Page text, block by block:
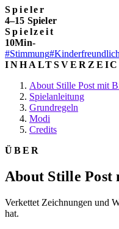
Spieler
4–15 Spieler
Spielzeit
10Min-
#Stimmung#Kinderfreundlich
About Stille Post mit
Spielanleitung
Grundregeln
Modi
Credits
ÜBER
About Stille
Verkettet Zeichnungen und
hat.